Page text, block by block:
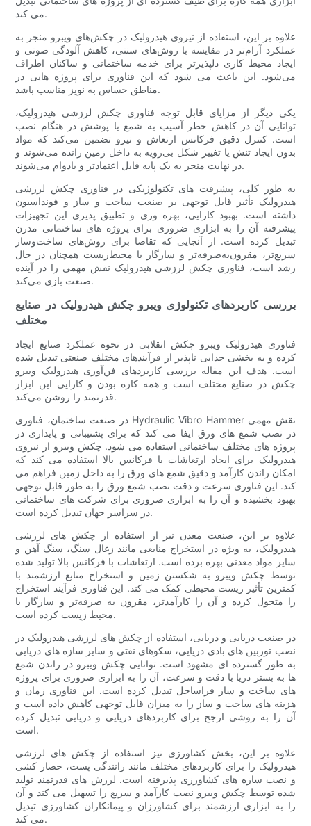
می کند.
علاوه بر این، استفاده از نیروی هیدرولیک در چکش‌های ویبرو منجر به
عملکرد آرام‌تر در مقایسه با روش‌های سنتی، کاهش آلودگی صوتی و
ایجاد محیط کاری دلپذیرتر برای خدمه ساختمانی و ساکنان اطراف
می‌شود. این باعث می شود که این فناوری برای پروژه هایی در
مناطق حساس به نویز مناسب باشد.
یکی دیگر از مزایای قابل توجه فناوری چکش لرزشی هیدرولیک،
توانایی آن در کاهش خطر آسیب به شمع یا پوشش در هنگام نصب
است. کنترل دقیق فرکانس ارتعاش و نیرو تضمین می‌کند که مواد
بدون ایجاد تنش یا تغییر شکل بی‌رویه به داخل زمین رانده می‌شوند و
در نهایت منجر به یک پایه قابل اعتمادتر و بادوام می‌شوند.
به طور کلی، پیشرفت های تکنولوژیکی در فناوری چکش لرزشی
هیدرولیک تأثیر قابل توجهی بر صنعت ساخت و ساز و فونداسیون
داشته است. بهبود کارایی، بهره وری و تطبیق پذیری این تجهیزات
پیشرفته آن را به ابزاری ضروری برای پروژه های ساختمانی مدرن
تبدیل کرده است. از آنجایی که تقاضا برای روش‌های ساخت‌وساز
سریع‌تر، مقرون‌به‌صرفه‌تر و سازگار با محیط‌زیست همچنان در حال
رشد است، فناوری چکش لرزشی هیدرولیک نقش مهمی را در آینده
صنعت بازی می‌کند.
بررسی کاربردهای تکنولوژی ویبرو چکش هیدرولیک در صنایع
مختلف
فناوری هیدرولیک ویبرو چکش انقلابی در نحوه عملکرد صنایع ایجاد
کرده و به بخشی جدایی ناپذیر از فرآیندهای مختلف صنعتی تبدیل شده
است. هدف این مقاله بررسی کاربردهای فن‌آوری هیدرولیک ویبرو
چکش در صنایع مختلف است و همه کاره بودن و کارایی این ابزار
قدرتمند را روشن می‌کند.
در صنعت ساختمان، فناوری Hydraulic Vibro Hammer نقش مهمی
در نصب شمع های ورق ایفا می کند که برای پشتیبانی و پایداری در
پروژه های مختلف ساختمانی استفاده می شود. چکش ویبرو از نیروی
هیدرولیک برای ایجاد ارتعاشات با فرکانس بالا استفاده می کند که
امکان راندن کارآمد و دقیق شمع های ورق را به داخل زمین فراهم می
کند. این فناوری سرعت و دقت نصب شمع ورق را به طور قابل توجهی
بهبود بخشیده و آن را به ابزاری ضروری برای شرکت های ساختمانی
در سراسر جهان تبدیل کرده است.
علاوه بر این، صنعت معدن نیز از استفاده از چکش های لرزشی
هیدرولیک، به ویژه در استخراج منابعی مانند زغال سنگ، سنگ آهن و
سایر مواد معدنی بهره برده است. ارتعاشات با فرکانس بالا تولید شده
توسط چکش ویبرو به شکستن زمین و استخراج منابع ارزشمند با
کمترین تأثیر زیست محیطی کمک می کند. این فناوری فرآیند استخراج
را متحول کرده و آن را کارآمدتر، مقرون به صرفه‌تر و سازگار با
محیط زیست کرده است.
در صنعت دریایی و دریایی، استفاده از چکش های لرزشی هیدرولیک در
نصب توربین های بادی دریایی، سکوهای نفتی و سایر سازه های دریایی
به طور گسترده ای مشهود است. توانایی چکش ویبرو در راندن شمع
ها به بستر دریا با دقت و سرعت، آن را به ابزاری ضروری برای پروژه
های ساخت و ساز فراساحل تبدیل کرده است. این فناوری زمان و
هزینه های ساخت و ساز را به میزان قابل توجهی کاهش داده است و
آن را به روشی ارجح برای کاربردهای دریایی و دریایی تبدیل کرده
است.
علاوه بر این، بخش کشاورزی نیز استفاده از چکش های لرزشی
هیدرولیک را برای کاربردهای مختلف مانند رانندگی پست، حصار کشی
و نصب سازه های کشاورزی پذیرفته است. لرزش های قدرتمند تولید
شده توسط چکش ویبرو نصب کارآمد و سریع را تسهیل می کند و آن
را به ابزاری ارزشمند برای کشاورزان و پیمانکاران کشاورزی تبدیل
می کند.